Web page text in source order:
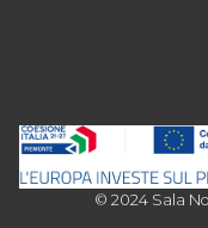
© 2024 Sala